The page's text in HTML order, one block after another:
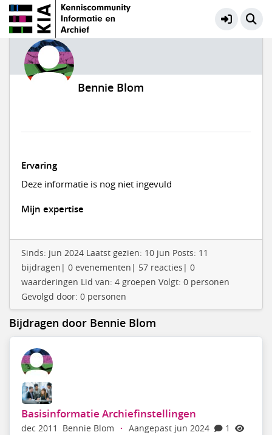
Bennie Blom
Ervaring
Deze informatie is nog niet ingevuld
Mijn expertise
Sinds: jun 2024 Laatst gezien: 10 jun Posts: 11
bijdragen| 0 evenementen| 57 reacties| 0
waarderingen Lid van: 4 groepen Volgt: 0 personen
Gevolgd door: 0 personen
Bijdragen door Bennie Blom
Basisinformatie Archiefinstellingen
dec 2011 Bennie Blom · Aangepast jun 2024
1